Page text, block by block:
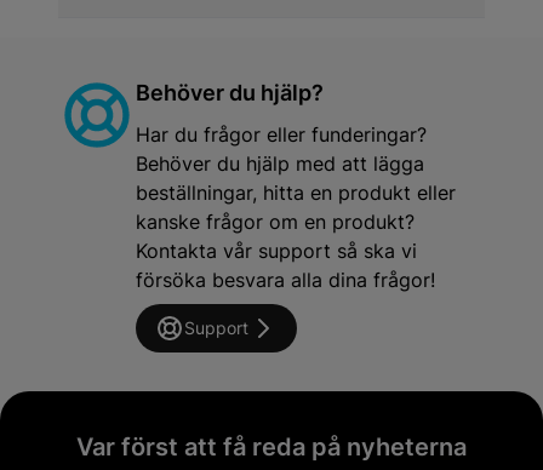
Behöver du hjälp?
Har du frågor eller funderingar?
Behöver du hjälp med att lägga
beställningar, hitta en produkt eller
kanske frågor om en produkt?
Kontakta vår support så ska vi
försöka besvara alla dina frågor!
Support
Var först att få reda på nyheterna